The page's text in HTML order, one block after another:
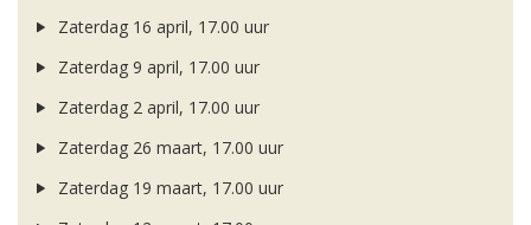
Zaterdag 16 april, 17.00 uur
Zaterdag 9 april, 17.00 uur
Zaterdag 2 april, 17.00 uur
Zaterdag 26 maart, 17.00 uur
Zaterdag 19 maart, 17.00 uur